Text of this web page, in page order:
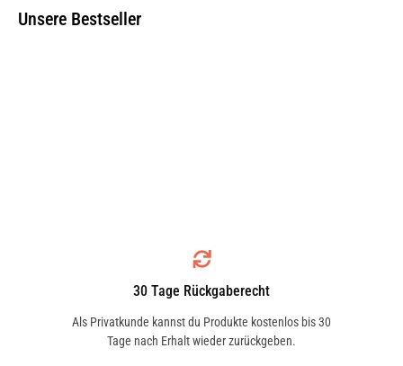
Unsere Bestseller
30 Tage Rückgaberecht
Als Privatkunde kannst du Produkte kostenlos bis 30
Tage nach Erhalt wieder zurückgeben.